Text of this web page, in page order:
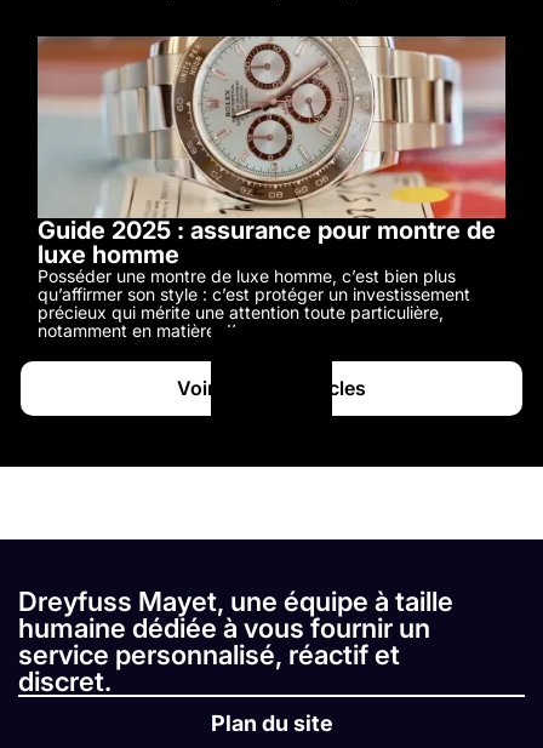
Guide 2025 : assurance pour montre de
luxe homme
Posséder une montre de luxe homme, c’est bien plus
qu’affirmer son style : c’est protéger un investissement
précieux qui mérite une attention toute particulière,
notamment en matière d’assurance.
Voir tous les articles
Dreyfuss Mayet, une équipe à taille
humaine dédiée à vous fournir un
service personnalisé, réactif et
discret.
Plan du site